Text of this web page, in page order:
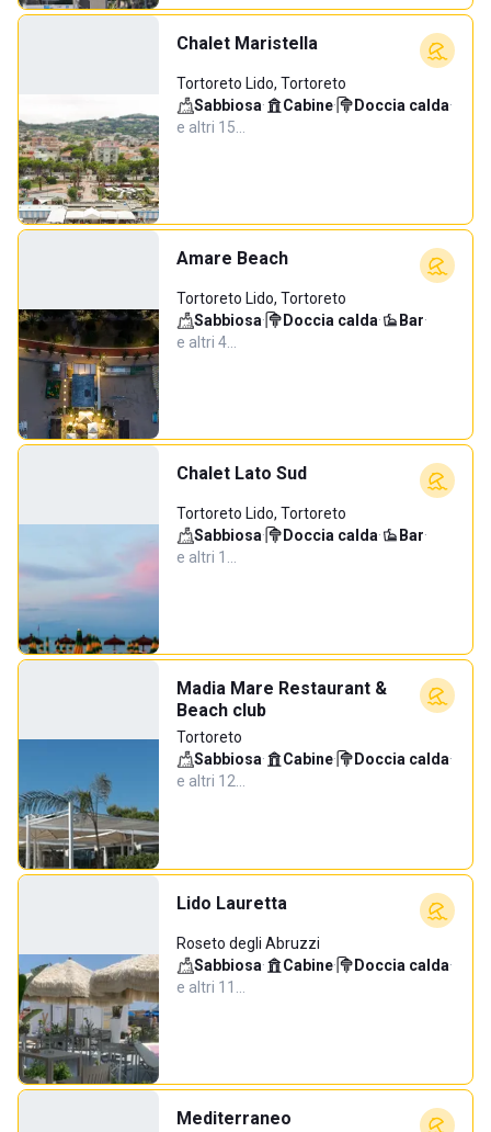
Chalet Maristella
Tortoreto Lido, Tortoreto
Sabbiosa· Cabine· Doccia calda·
e altri 15…
Amare Beach
Tortoreto Lido, Tortoreto
Sabbiosa· Doccia calda· Bar·
e altri 4…
Chalet Lato Sud
Tortoreto Lido, Tortoreto
Sabbiosa· Doccia calda· Bar·
e altri 1…
Madia Mare Restaurant &
Beach club
Tortoreto
Sabbiosa· Cabine· Doccia calda·
e altri 12…
Lido Lauretta
Roseto degli Abruzzi
Sabbiosa· Cabine· Doccia calda·
e altri 11…
Mediterraneo